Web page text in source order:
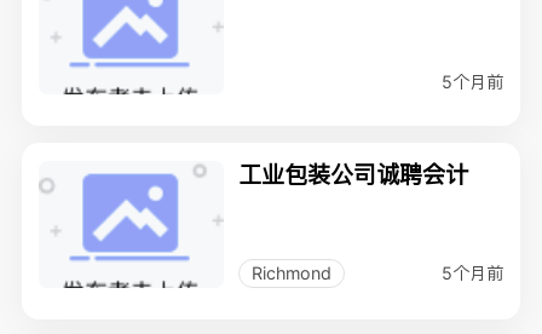
5个月前
工业包装公司诚聘会计
Richmond 5个月前